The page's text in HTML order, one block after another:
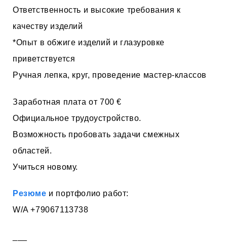
Ответственность и высокие требования к
качеству изделий
*Опыт в обжиге изделий и глазуровке
приветствуется
Ручная лепка, круг, проведение мастер-классов
Заработная плата от 700 €
Официальное трудоустройство.
Возможность пробовать задачи смежных
областей.
Учиться новому.
Резюме и портфолио работ:
W/A +79067113738